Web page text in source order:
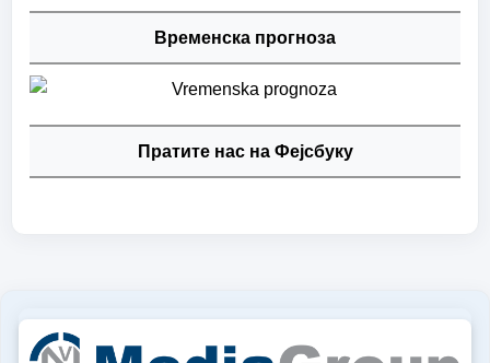
Временска прогноза
Пратите нас на Фејсбуку